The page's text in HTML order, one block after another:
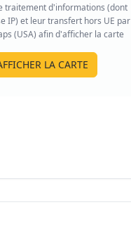
traitement d'informations (dont
IP) et leur transfert hors UE par
(USA) afin d'afficher la carte
LA CARTE